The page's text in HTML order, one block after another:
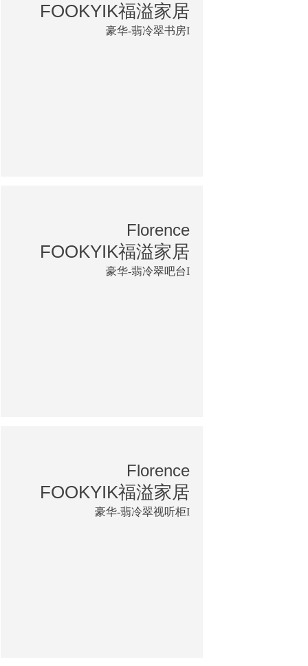
FOOKYIK福溢家居
豪华-翡冷翠书房I
Florence
FOOKYIK福溢家居
豪华-翡冷翠吧台I
Florence
FOOKYIK福溢家居
豪华-翡冷翠视听柜I